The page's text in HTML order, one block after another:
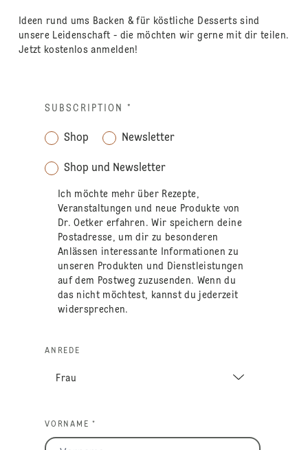
Ideen rund ums Backen & für köstliche Desserts sind
unsere Leidenschaft - die möchten wir gerne mit dir teilen.
Jetzt kostenlos anmelden!
SUBSCRIPTION *
Shop Newsletter
Shop und Newsletter
Ich möchte mehr über Rezepte,
Veranstaltungen und neue Produkte von
Dr. Oetker erfahren. Wir speichern deine
Postadresse, um dir zu besonderen
Anlässen interessante Informationen zu
unseren Produkten und Dienstleistungen
auf dem Postweg zuzusenden. Wenn du
das nicht möchtest, kannst du jederzeit
widersprechen.
ANREDE
VORNAME *